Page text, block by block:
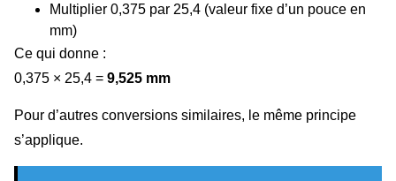
Multiplier 0,375 par 25,4 (valeur fixe d’un pouce en
mm)
Ce qui donne :
0,375 × 25,4 = 9,525 mm
Pour d’autres conversions similaires, le même principe
s’applique.